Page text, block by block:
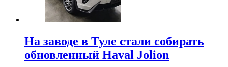
На заводе в Туле стали собирать
обновленный Haval Jolion